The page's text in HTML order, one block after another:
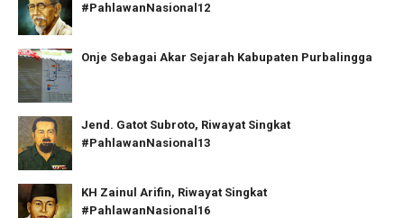
#PahlawanNasional12
Onje Sebagai Akar Sejarah Kabupaten Purbalingga
Jend. Gatot Subroto, Riwayat Singkat
#PahlawanNasional13
KH Zainul Arifin, Riwayat Singkat
#PahlawanNasional16